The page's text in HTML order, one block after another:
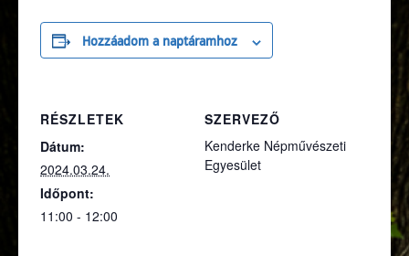
Hozzáadom a naptáramhoz
RÉSZLETEK
Dátum:
2024.03.24.
Időpont:
11:00 - 12:00
SZERVEZŐ
Kenderke Népművészeti
Egyesület